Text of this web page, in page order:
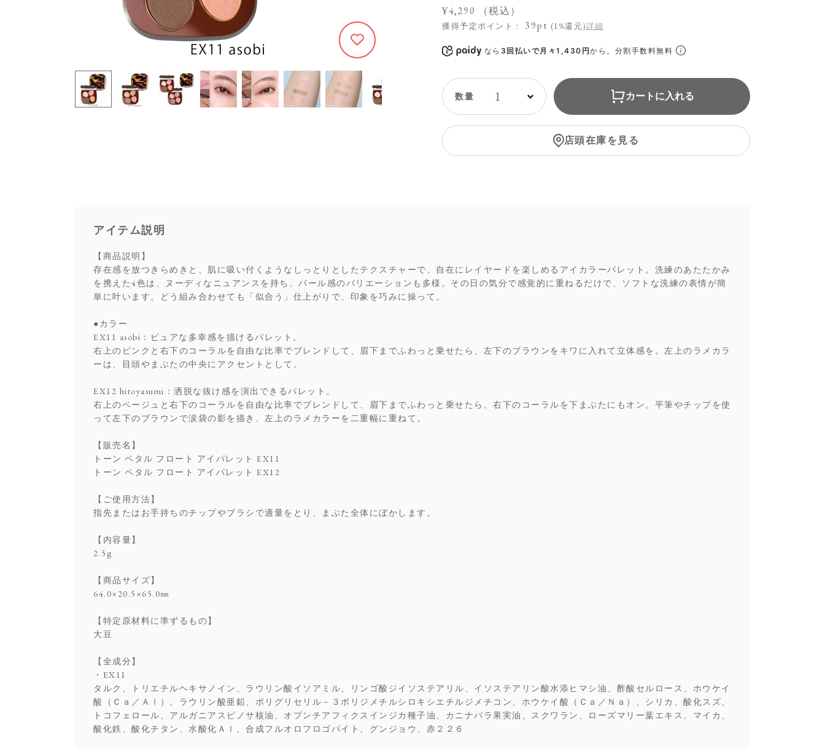
574
¥4,290 （税込）
獲得予定ポイント： 39pt (1%還元)詳細
なら 3回払いで月々1,430円から。分割手数料無料
1 カートに入れる
店頭在庫を見る
アイテム説明
【商品説明】
存在感を放つきらめきと、肌に吸い付くようなしっとりとしたテクスチャーで、自在にレイヤードを楽しめるアイカラーパレット。洗練のあたたかみ
を携えた4色は、ヌーディなニュアンスを持ち、パール感のバリエーションも多様。その日の気分で感覚的に重ねるだけで、ソフトな洗練の表情が簡
単に叶います。どう組み合わせても「似合う」仕上がりで、印象を巧みに操って。
●カラー
EX11 asobi：ピュアな多幸感を描けるパレット。
右上のピンクと右下のコーラルを自由な比率でブレンドして、眉下までふわっと乗せたら、左下のブラウンをキワに入れて立体感を。左上のラメカラ
ーは、目頭やまぶたの中央にアクセントとして。
EX12 hitoyasumi：洒脱な抜け感を演出できるパレット。
右上のベージュと右下のコーラルを自由な比率でブレンドして、眉下までふわっと乗せたら、右下のコーラルを下まぶたにもオン。平筆やチップを使
って左下のブラウンで涙袋の影を描き、左上のラメカラーを二重幅に重ねて。
【販売名】
トーン ペタル フロート アイパレット EX11
トーン ペタル フロート アイパレット EX12
【ご使用方法】
指先またはお手持ちのチップやブラシで適量をとり、まぶた全体にぼかします。
【内容量】
2.5g
【商品サイズ】
64.0×20.5×65.0㎜
【特定原材料に準ずるもの】
大豆
【全成分】
・EX11
タルク、トリエチルヘキサノイン、ラウリン酸イソアミル、リンゴ酸ジイソステアリル、イソステアリン酸水添ヒマシ油、酢酸セルロース、ホウケイ
酸（Ｃａ／Ａｌ）、ラウリン酸亜鉛、ポリグリセリル－３ポリジメチルシロキシエチルジメチコン、ホウケイ酸（Ｃａ／Ｎａ）、シリカ、酸化スズ、
トコフェロール、アルガニアスピノサ核油、オプンチアフィクスインジカ種子油、カニナバラ果実油、スクワラン、ローズマリー葉エキス、マイカ、
酸化鉄、酸化チタン、水酸化Ａｌ、合成フルオロフロゴパイト、グンジョウ、赤２２６